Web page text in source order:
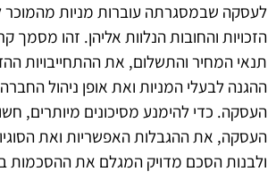
לעסקה שבמסגרתה עוברות מניות מהמוכר
הזכויות והחובות הנלוות אליהן. זהו מסמך
תנאי המחיר והתשלום, את ההתחייבויות
ההגנה לבעלי המניות ואת אופן ניהול
העסקה. כדי להימנע מסיכונים מיותרים,
העסקה, את ההגבלות האפשריות ואת
ולבנות הסכם מדויק המגלם את ההסכמות